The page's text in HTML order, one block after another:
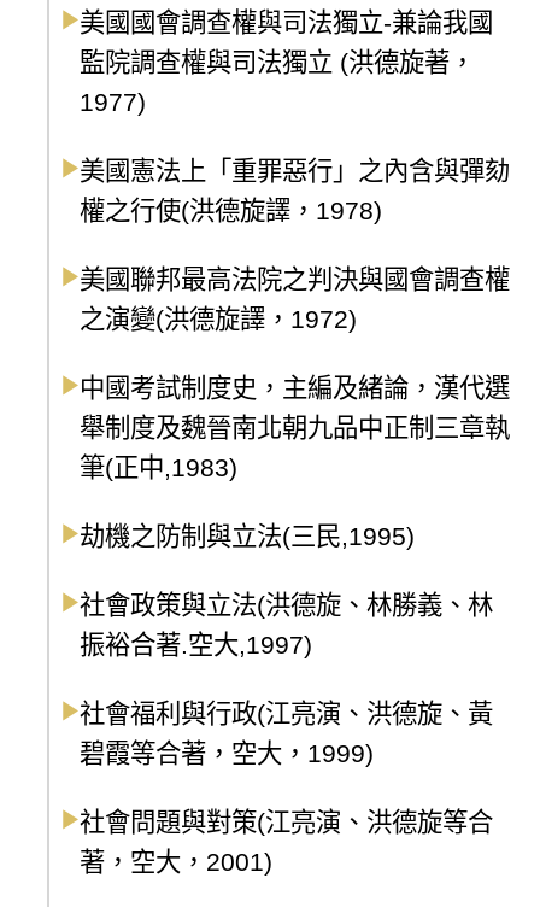
美國國會調查權與司法獨立-兼論我國
監院調查權與司法獨立 (洪德旋著，
1977)
美國憲法上「重罪惡行」之內含與彈劾
權之行使(洪德旋譯，1978)
美國聯邦最高法院之判決與國會調查權
之演變(洪德旋譯，1972)
中國考試制度史，主編及緒論，漢代選
舉制度及魏晉南北朝九品中正制三章執
筆(正中,1983)
劫機之防制與立法(三民,1995)
社會政策與立法(洪德旋、林勝義、林
振裕合著.空大,1997)
社會福利與行政(江亮演、洪德旋、黃
碧霞等合著，空大，1999)
社會問題與對策(江亮演、洪德旋等合
著，空大，2001)